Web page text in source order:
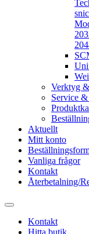
Verktyg
Service
Aktuellt
Mitt konto
Vanliga frågor
Kontakt
Återbetalning/
Kontakt
Hitta butik